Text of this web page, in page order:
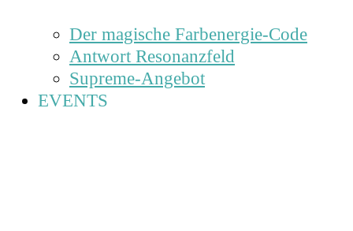
Der magische Farbenergie-Code
Antwort Resonanzfeld
Supreme-Angebot
EVENTS